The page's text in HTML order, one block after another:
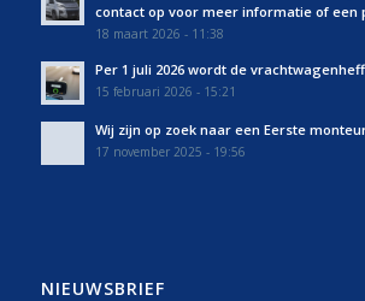
contact op voor meer informatie of een
18 maart 2026 - 11:38
Per 1 juli 2026 wordt de
15 februari 2026 - 15:21
Wij zijn op zoek naar een Eerste
17 november 2025 - 19:56
NIEUWSBRIEF